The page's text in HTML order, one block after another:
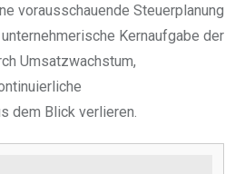
vorausschauende Steuerplanung
Kernaufgabe der
Umsatzwachstum,
dem Blick verlieren.